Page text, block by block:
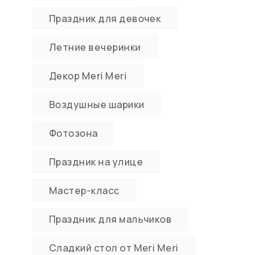
Праздник для девочек
Летние вечеринки
Декор Meri Meri
Воздушные шарики
Фотозона
Праздник на улице
Мастер-класс
Праздник для мальчиков
Сладкий стол от Meri Meri